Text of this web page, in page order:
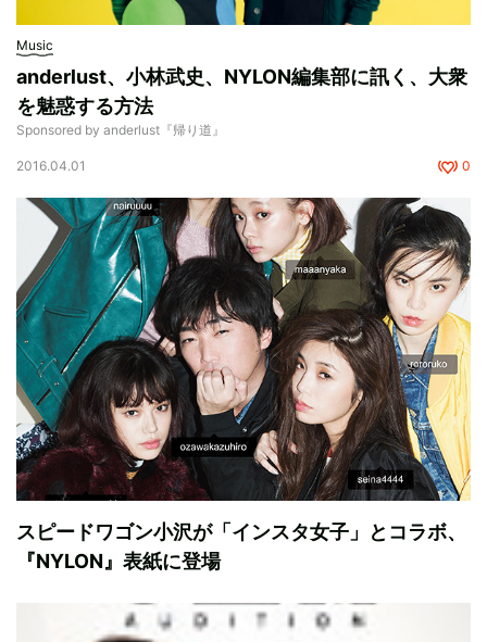
Music
anderlust、小林武史、NYLON編集部に訊く、大衆
を魅惑する方法
Sponsored by anderlust『帰り道』
2016.04.01 0
スピードワゴン小沢が「インスタ女子」とコラボ、
『NYLON』表紙に登場